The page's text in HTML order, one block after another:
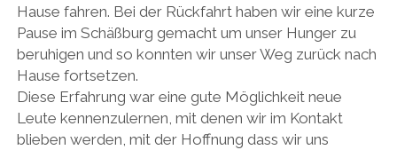
Hause fahren. Bei der Rückfahrt haben wir eine kurze
Pause im Schäßburg gemacht um unser Hunger zu
beruhigen und so konnten wir unser Weg zurück nach
Hause fortsetzen.
Diese Erfahrung war eine gute Möglichkeit neue
Leute kennenzulernen, mit denen wir im Kontakt
blieben werden, mit der Hoffnung dass wir uns